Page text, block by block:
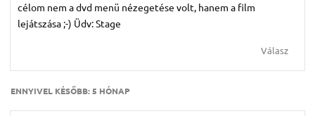
célom nem a dvd menü nézegetése volt, hanem a film
lejátszása ;-) Üdv: Stage
Válasz
ENNYIVEL KÉSŐBB:5 HÓNAP